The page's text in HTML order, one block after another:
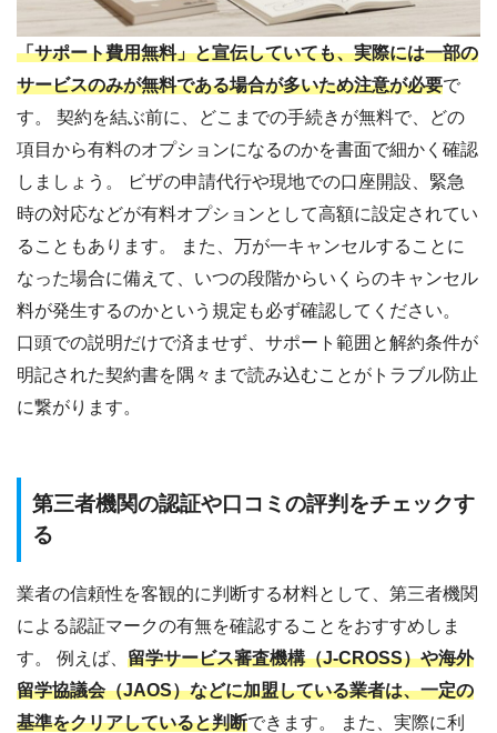
「サポート費用無料」と宣伝していても、実際には一部の
サービスのみが無料である場合が多いため注意が必要で
す。 契約を結ぶ前に、どこまでの手続きが無料で、どの
項目から有料のオプションになるのかを書面で細かく確認
しましょう。 ビザの申請代行や現地での口座開設、緊急
時の対応などが有料オプションとして高額に設定されてい
ることもあります。 また、万が一キャンセルすることに
なった場合に備えて、いつの段階からいくらのキャンセル
料が発生するのかという規定も必ず確認してください。
口頭での説明だけで済ませず、サポート範囲と解約条件が
明記された契約書を隅々まで読み込むことがトラブル防止
に繋がります。
第三者機関の認証や口コミの評判をチェックす
る
業者の信頼性を客観的に判断する材料として、第三者機関
による認証マークの有無を確認することをおすすめしま
す。 例えば、 留学サービス審査機構（J-CROSS）や海外
留学協議会（JAOS）などに加盟している業者は、一定の
基準をクリアしていると判断できます。 また、実際に利